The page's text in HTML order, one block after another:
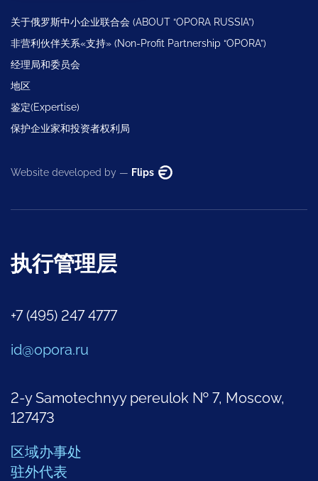
关于俄罗斯中小企业联合会 (ABOUT “OPORA RUSSIA”)
非营利伙伴关系«支持» (Non-Profit Partnership “OPORA”)
经理局和委员会
地区
鉴定(Expertise)
保护企业家和投资者权利局
Website developed by — Flips
执行管理层
+7 (495) 247 4777
id@opora.ru
2-y Samotechnyy pereulok № 7, Moscow,
127473
区域办事处
驻外代表